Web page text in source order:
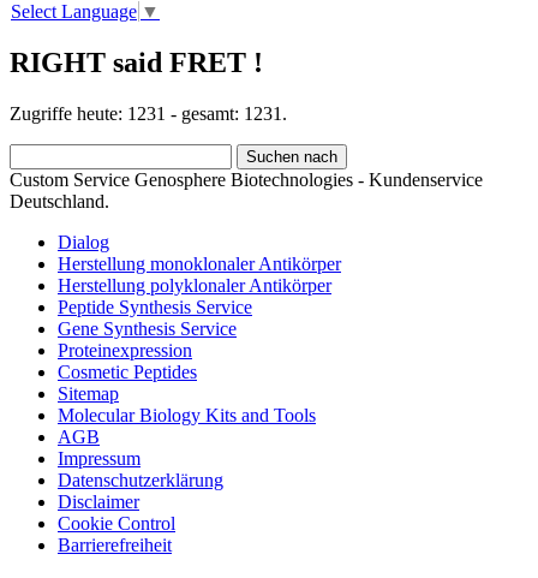
Select Language ▼
RIGHT said FRET !
Zugriffe heute: 1231 - gesamt: 1231.
Custom Service Genosphere Biotechnologies - Kundenservice
Deutschland.
Dialog
Herstellung monoklonaler Antikörper
Herstellung polyklonaler Antikörper
Peptide Synthesis Service
Gene Synthesis Service
Proteinexpression
Cosmetic Peptides
Sitemap
Molecular Biology Kits and Tools
AGB
Impressum
Datenschutzerklärung
Disclaimer
Cookie Control
Barrierefreiheit